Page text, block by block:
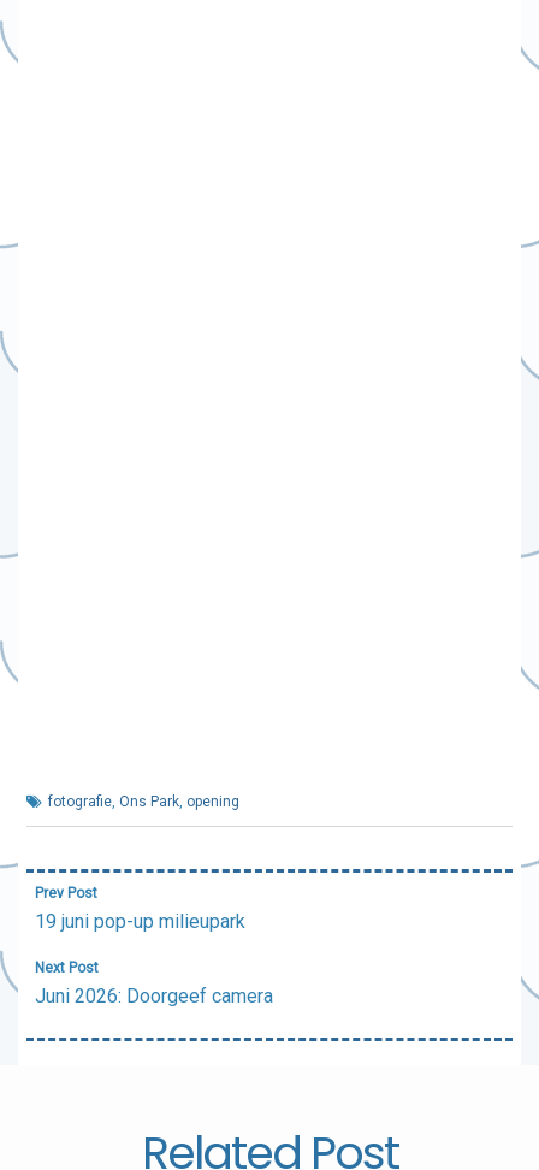
fotografie, Ons Park, opening
Bericht
navigatie
Prev Post
19 juni pop-up milieupark
Next Post
Juni 2026: Doorgeef camera
Related Post